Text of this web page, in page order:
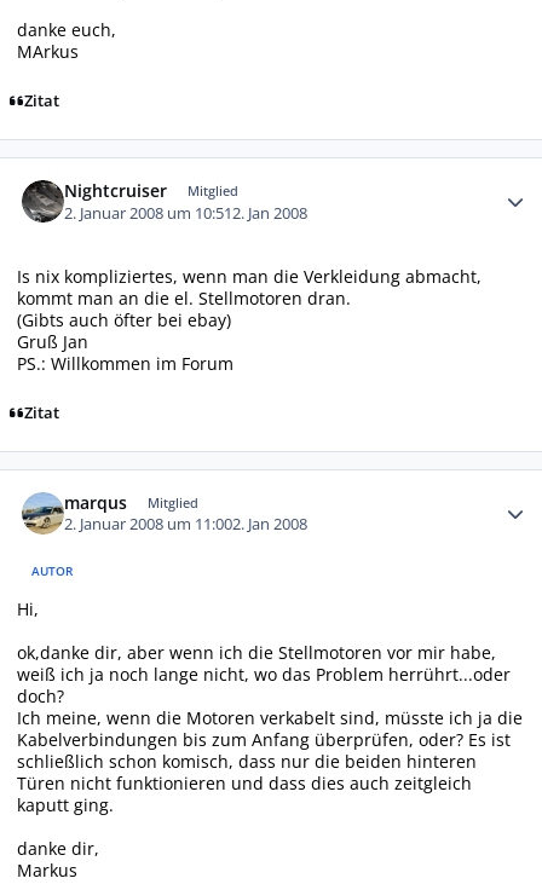
danke euch,
MArkus
Zitat
Nightcruiser Mitglied
2. Januar 2008 um 10:512. Jan 2008
Is nix kompliziertes, wenn man die Verkleidung abmacht,
kommt man an die el. Stellmotoren dran.
(Gibts auch öfter bei ebay)
Gruß Jan
PS.: Willkommen im Forum
Zitat
marqus Mitglied
2. Januar 2008 um 11:002. Jan 2008
AUTOR
Hi,
ok,danke dir, aber wenn ich die Stellmotoren vor mir habe,
weiß ich ja noch lange nicht, wo das Problem herrührt...oder
doch?
Ich meine, wenn die Motoren verkabelt sind, müsste ich ja die
Kabelverbindungen bis zum Anfang überprüfen, oder? Es ist
schließlich schon komisch, dass nur die beiden hinteren
Türen nicht funktionieren und dass dies auch zeitgleich
kaputt ging.
danke dir,
Markus